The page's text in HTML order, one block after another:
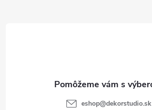
eshop@dekorstudio.sk